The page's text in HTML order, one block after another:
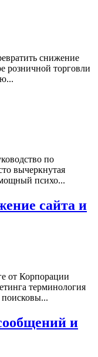
снижение
розничной торговли
по
вычеркнутая
психо...
сайта и
от Корпорации
терминология
поисковы...
и